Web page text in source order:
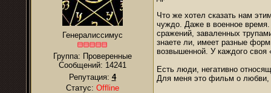
Генералиссимус
Группа: Проверенные
Сообщений: 14241
Репутация: 4
Статус: Offline
Что же хотел сказать нам
чуждо. Даже в военное время.
сражений, заваленных
знаете ли, имеет разные
возвышенной. У каждого
Есть люди, негативно
Для меня это фильм о любви,